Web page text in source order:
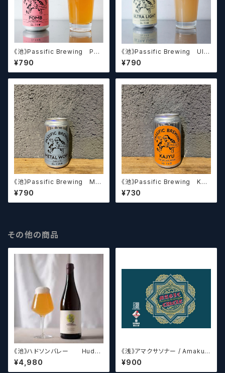
《池》Passific Brewing Po
mb パシフィック 【クラフトビ
ール】
¥790
《池》Passific Brewing Ultr
a Light パシフィック ウルトラ
ライト 【クラフトビール】
¥790
《池》Passific Brewing Met
al Work パシフィック メタルワ
ーク 【クラフトビール】
¥790
《池》Passific Brewing Kaj
yu パシフィック カジュ 【ク
ラフトビール】
¥730
その他の商品
《池》ハドソンバレー Hudso
n Valley Blossom
¥4,980
《浅》アマクサソナー / Amakus
a sonar MAGIC CIRCLE 【ク
ラフトビールシザーズ】
¥900